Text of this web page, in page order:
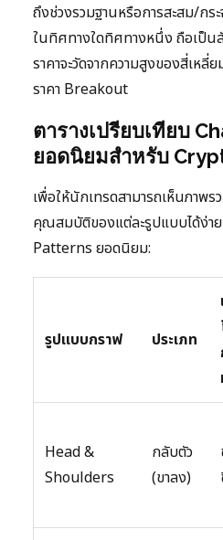
ถึงช่วงรวมฐานหรือการสะสม/กร
ในทิศทางใดทิศทางหนึ่ง ถือเป็
ราคาจะวัดจากความสูงของสี่เหลี่
ราคา Breakout
ตารางเปรียบเทียบ
ยอดนิยมสำหรับ
เพื่อให้นักเทรดสามารถเห็นภาพร
คุณสมบัติของแต่ละรูปแบบได้ง่า
Patterns ยอดนิยม:
รูปแบบกราฟ ประเภท
Head &
Shoulders
กลับตัว
(ขาลง)